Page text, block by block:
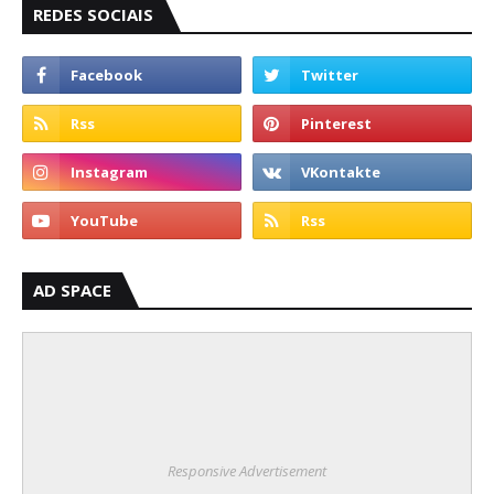
REDES SOCIAIS
AD SPACE
Responsive Advertisement